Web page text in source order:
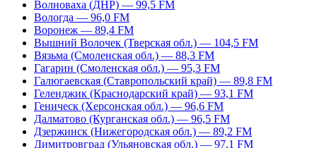
Волноваха (ДНР) — 99,5 FM
Вологда — 96,0 FM
Воронеж — 89,4 FM
Вышний Волочек (Тверская обл.) — 104,5 FM
Вязьма (Смоленская обл.) — 88,3 FM
Гагарин (Смоленская обл.) — 95,3 FM
Галюгаевская (Ставропольский край) — 89,8 FM
Геленджик (Краснодарский край) — 93,1 FM
Геническ (Херсонская обл.) — 96,6 FM
Далматово (Курганская обл.) — 96,5 FM
Дзержинск (Нижегородская обл.) — 89,2 FM
Димитровград (Ульяновская обл.) — 97,1 FM